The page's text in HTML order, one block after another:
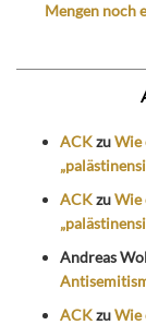
Mengen noch
ACKzuWie
ACKzuWie
Andreas
ACKzuWie